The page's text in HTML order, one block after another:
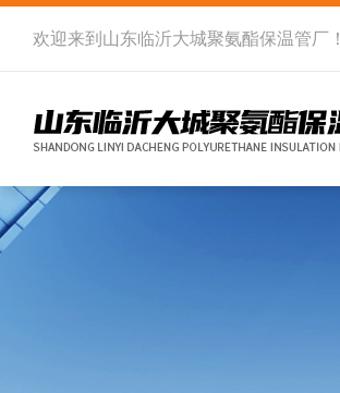
欢迎来到 山东临沂大城聚氨酯保温管厂 ！